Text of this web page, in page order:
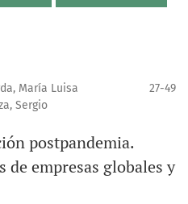
María Luisa
Sergio
27-49
postpandemia.
empresas globales y